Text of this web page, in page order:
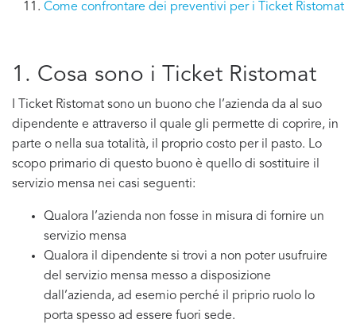
Come confrontare dei preventivi per i Ticket Ristomat
1. Cosa sono i Ticket Ristomat
I Ticket Ristomat sono un buono che l’azienda da al suo
dipendente e attraverso il quale gli permette di coprire, in
parte o nella sua totalità, il proprio costo per il pasto. Lo
scopo primario di questo buono è quello di sostituire il
servizio mensa nei casi seguenti:
Qualora l’azienda non fosse in misura di fornire un
servizio mensa
Qualora il dipendente si trovi a non poter usufruire
del servizio mensa messo a disposizione
dall’azienda, ad esemio perché il priprio ruolo lo
porta spesso ad essere fuori sede.